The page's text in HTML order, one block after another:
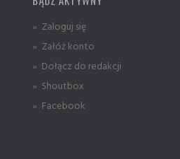
» Zaloguj się
» Załóż konto
» Dołącz do redakcji
» Shoutbox
» Facebook